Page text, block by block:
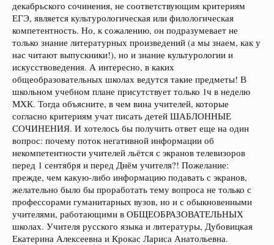
декабрьского сочинения, не соответствующим критериям
ЕГЭ, является культурологическая или филологическая
компетентность. Но, к сожалению, он подразумевает не
только знание литературных произведений (а мы знаем, как у
нас читают выпускники!), но и знание культурологии и
искусствоведения. А интересно, в каких
общеобразовательных школах ведутся такие предметы! В
школьном учебном плане присутствует только 1ч в неделю
МХК. Тогда объясните, в чем вина учителей, которые
согласно критериям учат писать детей ШАБЛОННЫЕ
СОЧИНЕНИЯ. И хотелось бы получить ответ еще на один
вопрос: почему поток негативной информации об
некомпетентности учителей льётся с экранов телевизоров
перед 1 сентября и перед Днём учителя?! Пожелание:
прежде, чем какую-либо информацию подавать с экранов,
желательно было бы проработать тему вопроса не только с
профессорами гуманитарных вузов, но и с обыкновенными
учителями, работающими в ОБЩЕОБРАЗОВАТЕЛЬНЫХ
школах. Учителя русского языка и литературы, Дубовицкая
Екатерина Алексеевна и Крокас Лариса Анатольевна.